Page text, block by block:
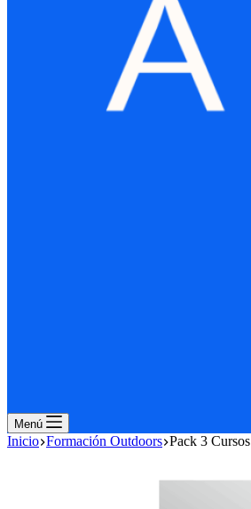
Menú
Inicio Formación Outdoors Pack 3 Cursos